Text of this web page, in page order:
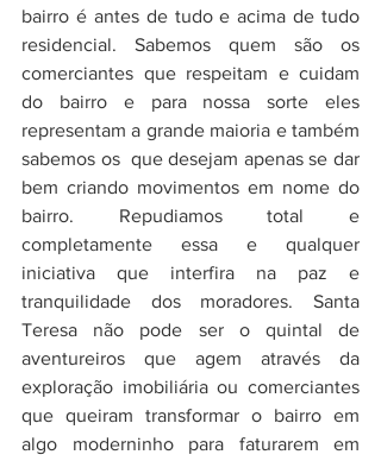
bairro é antes de tudo e acima de tudo
residencial. Sabemos quem são os
comerciantes que respeitam e cuidam
do bairro e para nossa sorte eles
representam a grande maioria e também
sabemos os  que desejam apenas se dar
bem criando movimentos em nome do
bairro. Repudiamos total e
completamente essa e qualquer
iniciativa que interfira na paz e
tranquilidade dos moradores. Santa
Teresa não pode ser o quintal de
aventureiros que agem através da
exploração imobiliária ou comerciantes
que queiram transformar o bairro em
algo moderninho para faturarem em